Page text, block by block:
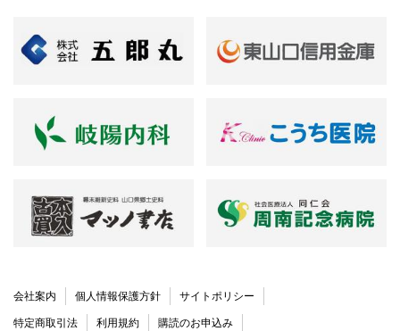
会社案内 個人情報保護方針 サイトポリシー
特定商取引法 利用規約 購読のお申込み